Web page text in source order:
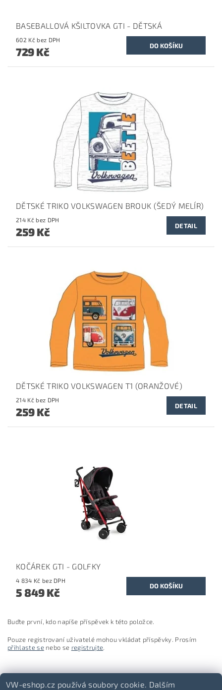
BASEBALLOVÁ KŠILTOVKA GTI - DĚTSKÁ
602 Kč bez DPH
729 Kč
DĚTSKÉ TRIKO VOLKSWAGEN BROUK (ŠEDÝ MELÍR)
214 Kč bez DPH
259 Kč DETAIL
DĚTSKÉ TRIKO VOLKSWAGEN T1 (ORANŽOVÉ)
214 Kč bez DPH
259 Kč DETAIL
KOČÁREK GTI - GOLFKY
4 834 Kč bez DPH
5 849 Kč
Buďte první, kdo napíše příspěvek k této položce.
Pouze registrovaní uživatelé mohou vkládat příspěvky. Prosím
přihlaste senebo se registrujte.
VW-eshop.cz používá soubory cookie. Dalším